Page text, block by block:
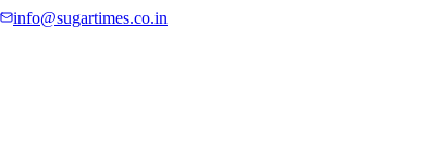
info@sugartimes.co.in